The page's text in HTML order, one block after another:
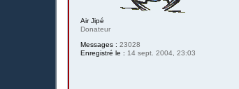
Air Jipé
Donateur
Messages : 23028
Enregistré le : 14 sept. 2004, 23:03